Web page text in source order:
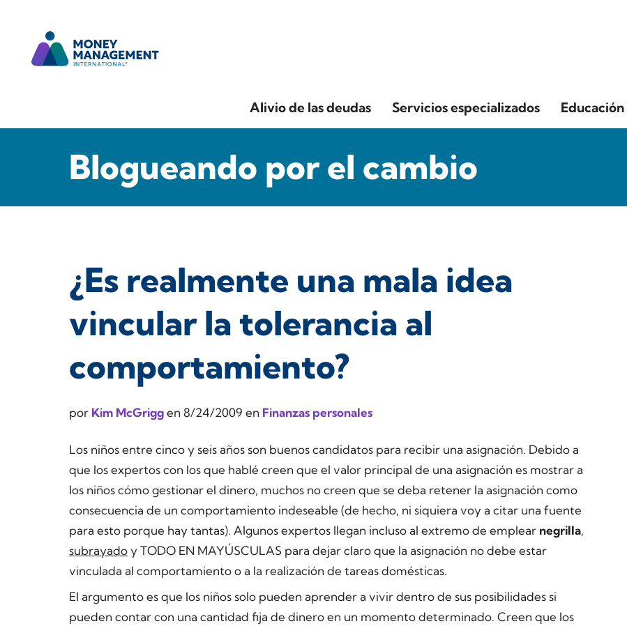
Alivio de las deudas Servicios especializados
Blogueando por el cambio
¿Es realmente una mala idea
vincular la tolerancia al
comportamiento?
por Kim McGriggen 8/24/2009 en Finanzas personales
Los niños entre cinco y seis años son buenos candidatos para recibir una asignación. Debido a
que los expertos con los que hablé creen que el valor principal de una asignación es mostrar a
los niños cómo gestionar el dinero, muchos no creen que se deba retener la asignación como
consecuencia de un comportamiento indeseable (de hecho, ni siquiera voy a citar una fuente
para esto porque hay tantas). Algunos expertos llegan incluso al extremo de emplear negrilla,
subrayadoy TODO EN MAYÚSCULAS para dejar claro que la asignación no debe estar
vinculada al comportamiento o a la realización de tareas domésticas.
El argumento es que los niños solo pueden aprender a vivir dentro de sus posibilidades si
pueden contar con una cantidad fija de dinero en un momento determinado. Creen que los